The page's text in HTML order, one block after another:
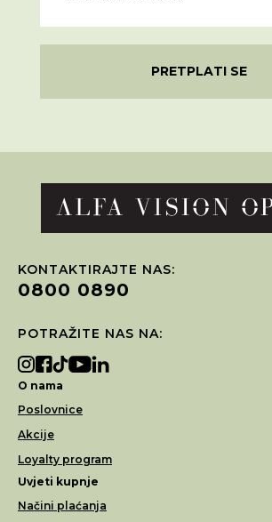
PRETPLATI SE
KONTAKTIRAJTE NAS:
0800 0890
POTRAŽITE NAS NA:
O nama
Poslovnice
Akcije
Loyalty program
Uvjeti kupnje
Načini plaćanja